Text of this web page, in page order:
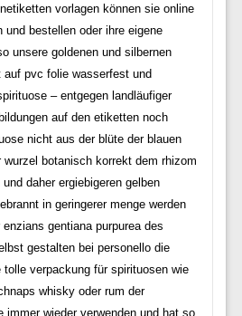
vorlagen können sie online
und bestellen oder ihre eigene
unsere goldenen und silbernen
pvc folie wasserfest und
– entgegen landläufiger
auf den etiketten noch
nicht aus der blüte der blauen
botanisch korrekt dem rhizom
daher ergiebigeren gelben
in geringerer menge werden
gentiana purpurea des
gestalten bei personello die
verpackung für spirituosen wie
whisky oder rum der
immer wieder verwenden und hat so